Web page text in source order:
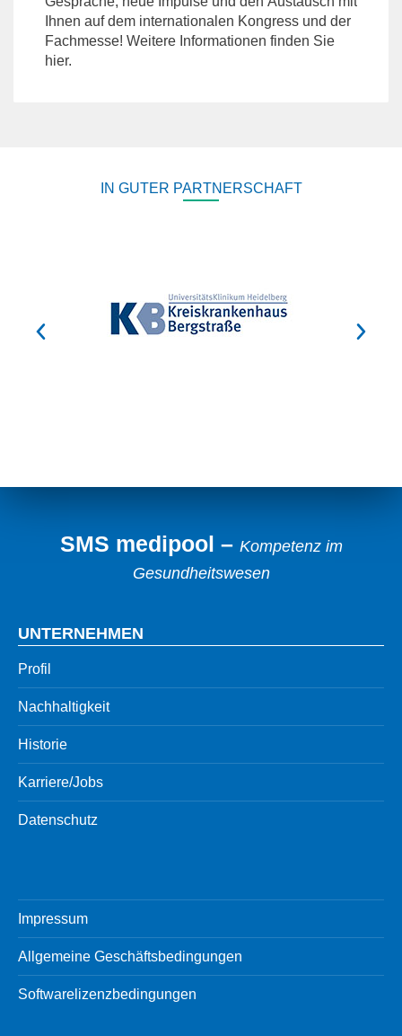
Ihnen auf dem internationalen Kongress und der
Fachmesse! Weitere Informationen finden Sie
hier.
IN GUTER PARTNERSCHAFT
SMS medipool – Kompetenz im
Gesundheitswesen
UNTERNEHMEN
Profil
Nachhaltigkeit
Historie
Karriere/Jobs
Datenschutz
Impressum
Allgemeine Geschäftsbedingungen
Softwarelizenzbedingungen